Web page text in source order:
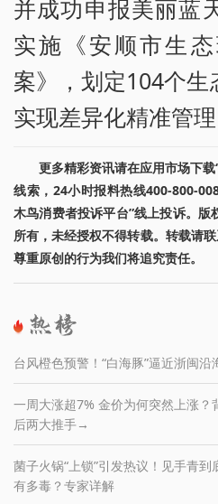
并成功申报美丽蓝
实施《安顺市生
案》，划定104个生
实现差异化精准管理
更多精彩资讯请在应用市场下
线索，24小时报料热线400-800-
木鸟消费者投诉平台”线上投诉。
所有，未经授权不得转载。转载请
尊重原创的行为我们将追究责任。
台风橙色预警！“白海豚”逼近浙闽沿
一周大涨超7% 金价为何突然上涨？
后两大推手→
菌子火锅“上锁”引发热议！见手青到
有多毒？专家详解